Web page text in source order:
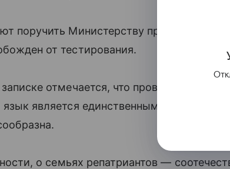
поручить Министерству просвещения
от тестирования.
отмечается, что проверка знаний
является единственным родным и
о семьях репатриантов —